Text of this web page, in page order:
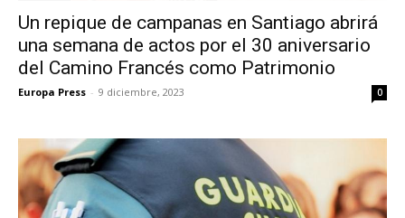
Un repique de campanas en Santiago abrirá
una semana de actos por el 30 aniversario
del Camino Francés como Patrimonio
Europa Press - 9 diciembre, 2023 0